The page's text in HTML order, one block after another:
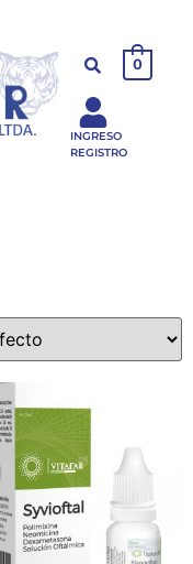
0
INGRESO
REGISTRO